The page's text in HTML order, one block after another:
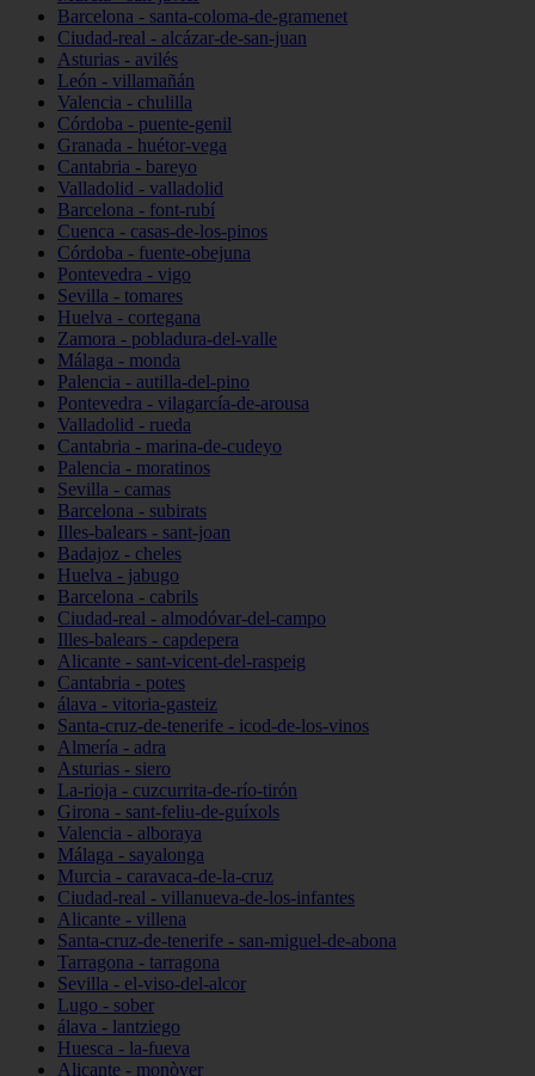
Barcelona - santa-coloma-de-gramenet
Ciudad-real - alcázar-de-san-juan
Asturias - avilés
León - villamañán
Valencia - chulilla
Córdoba - puente-genil
Granada - huétor-vega
Cantabria - bareyo
Valladolid - valladolid
Barcelona - font-rubí
Cuenca - casas-de-los-pinos
Córdoba - fuente-obejuna
Pontevedra - vigo
Sevilla - tomares
Huelva - cortegana
Zamora - pobladura-del-valle
Málaga - monda
Palencia - autilla-del-pino
Pontevedra - vilagarcía-de-arousa
Valladolid - rueda
Cantabria - marina-de-cudeyo
Palencia - moratinos
Sevilla - camas
Barcelona - subirats
Illes-balears - sant-joan
Badajoz - cheles
Huelva - jabugo
Barcelona - cabrils
Ciudad-real - almodóvar-del-campo
Illes-balears - capdepera
Alicante - sant-vicent-del-raspeig
Cantabria - potes
álava - vitoria-gasteiz
Santa-cruz-de-tenerife - icod-de-los-vinos
Almería - adra
Asturias - siero
La-rioja - cuzcurrita-de-río-tirón
Girona - sant-feliu-de-guíxols
Valencia - alboraya
Málaga - sayalonga
Murcia - caravaca-de-la-cruz
Ciudad-real - villanueva-de-los-infantes
Alicante - villena
Santa-cruz-de-tenerife - san-miguel-de-abona
Tarragona - tarragona
Sevilla - el-viso-del-alcor
Lugo - sober
álava - lantziego
Huesca - la-fueva
Alicante - monòver